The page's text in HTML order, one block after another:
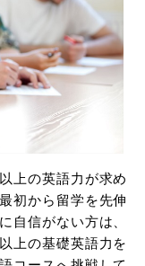
上の英語力が求め
初から留学を先伸
自信がない方は、
上の基礎英語力を